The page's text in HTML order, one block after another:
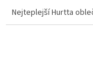
Nejteplejší Hurtta